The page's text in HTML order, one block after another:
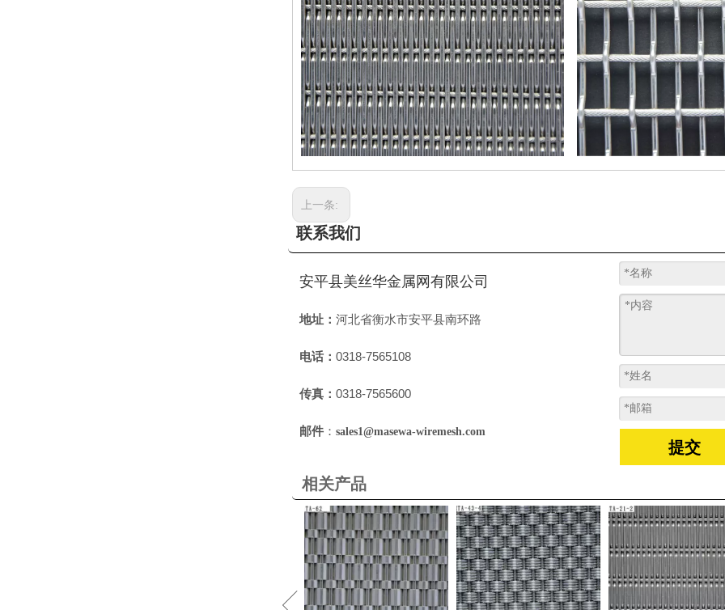
上一条:
联系我们
安平县美丝华金属网有限公司
地址： 河北省衡水市安平县南环路
电话： 0318-7565108
传真： 0318-7565600
邮件 ： sales1@masewa-wiremesh.com
提交
相关产品